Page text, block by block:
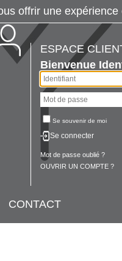
ESPACE
Bienvenue
Se souvenir de moi
Se connecter
Mot de passe oublié ?
OUVRIR UN COMPTE ?
CONTACT
offrir une